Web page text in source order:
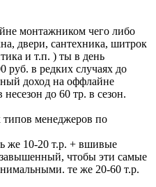
монтажником чего либо
двери, сантехника, шитрок
и т.п. ) ты в день
руб. в редких случаях до
доход на оффлайне
до 60 тр. в сезон.
типов менеджеров по
же 10-20 т.р. + вшивые
чтобы эти самые
те же 20-60 т.р.